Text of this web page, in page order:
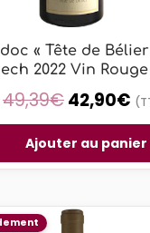
« Tête de
2022 Vin
49,39€42,90€
Ajouter au panier